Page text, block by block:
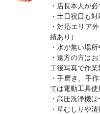
・店長本人が
・土日祝日も
・対応エリア
績あり）
・水が無い場
・遠方の方は
工後写真で作業
・手磨き、手
ては電動工具使
・高圧洗浄機
・草むしりや